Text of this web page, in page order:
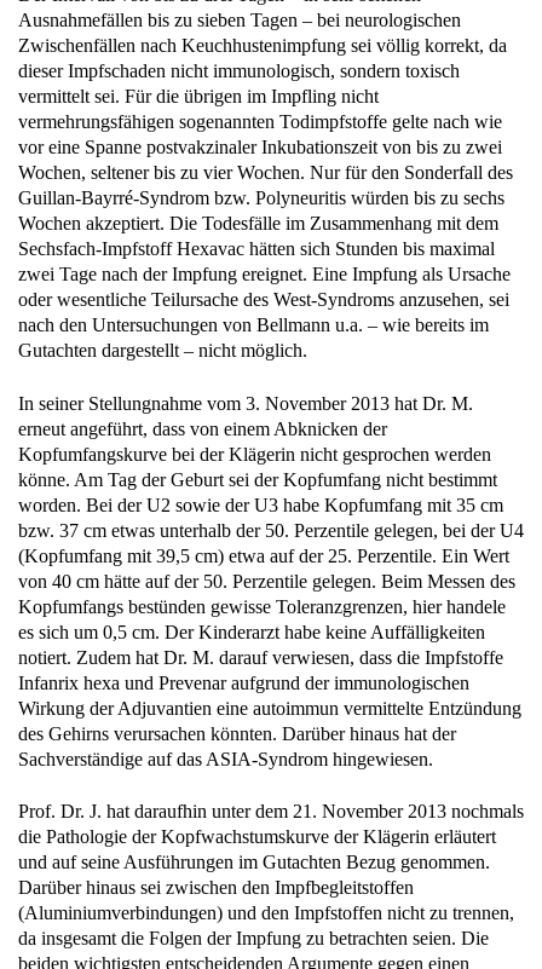
Zwischenfällen nach Keuchhustenimpfung sei völlig korrekt, da
dieser Impfschaden nicht immunologisch, sondern toxisch
vermittelt sei. Für die übrigen im Impfling nicht
vermehrungsfähigen sogenannten Todimpfstoffe gelte nach wie
vor eine Spanne postvakzinaler Inkubationszeit von bis zu zwei
Wochen, seltener bis zu vier Wochen. Nur für den Sonderfall des
Guillan-Bayrré-Syndrom bzw. Polyneuritis würden bis zu sechs
Wochen akzeptiert. Die Todesfälle im Zusammenhang mit dem
Sechsfach-Impfstoff Hexavac hätten sich Stunden bis maximal
zwei Tage nach der Impfung ereignet. Eine Impfung als Ursache
oder wesentliche Teilursache des West-Syndroms anzusehen, sei
nach den Untersuchungen von Bellmann u.a. – wie bereits im
Gutachten dargestellt – nicht möglich.
erneut angeführt, dass von einem Abknicken der
Kopfumfangskurve bei der Klägerin nicht gesprochen werden
könne. Am Tag der Geburt sei der Kopfumfang nicht bestimmt
worden. Bei der U2 sowie der U3 habe Kopfumfang mit 35 cm
bzw. 37 cm etwas unterhalb der 50. Perzentile gelegen, bei der U4
(Kopfumfang mit 39,5 cm) etwa auf der 25. Perzentile. Ein Wert
von 40 cm hätte auf der 50. Perzentile gelegen. Beim Messen des
Kopfumfangs bestünden gewisse Toleranzgrenzen, hier handele
es sich um 0,5 cm. Der Kinderarzt habe keine Auffälligkeiten
notiert. Zudem hat Dr. M. darauf verwiesen, dass die Impfstoffe
Infanrix hexa und Prevenar aufgrund der immunologischen
Wirkung der Adjuvantien eine autoimmun vermittelte Entzündung
des Gehirns verursachen könnten. Darüber hinaus hat der
Sachverständige auf das ASIA-Syndrom hingewiesen.
die Pathologie der Kopfwachstumskurve der Klägerin erläutert
und auf seine Ausführungen im Gutachten Bezug genommen.
Darüber hinaus sei zwischen den Impfbegleitstoffen
(Aluminiumverbindungen) und den Impfstoffen nicht zu trennen,
da insgesamt die Folgen der Impfung zu betrachten seien. Die
beiden wichtigsten entscheidenden Argumente gegen einen
(teil-)ursächlichen Zusammenhang zwischen den angeschuldigten